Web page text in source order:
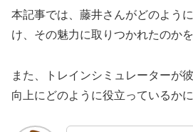
本記事では、藤井さんがどのよう
け、その魅力に取りつかれたのか
また、トレインシミュレーターが
向上にどのように役立っているか